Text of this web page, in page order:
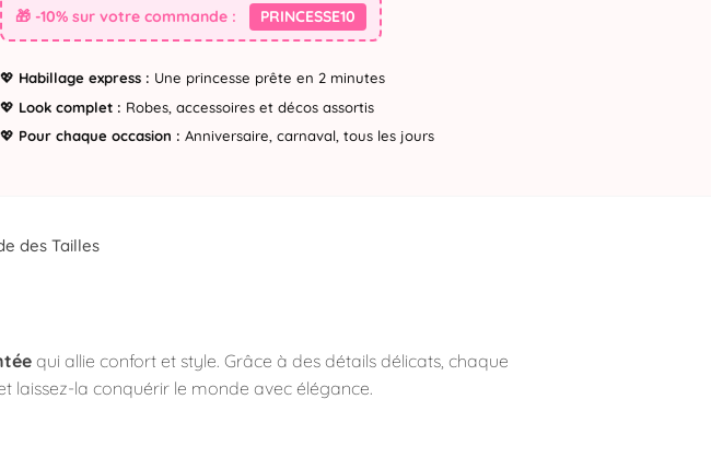
🎁 -10% sur votre commande : PRINCESSE10
💖 Habillage express : Une princesse prête en 2 minutes
💖 Look complet : Robes, accessoires et décos assortis
💖 Pour chaque occasion : Anniversaire, carnaval, tous les jours
des Tailles
qui allie confort et style. Grâce à des détails délicats, chaque
laissez-la conquérir le monde avec élégance.